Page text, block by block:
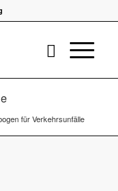
für Verkehrsunfälle